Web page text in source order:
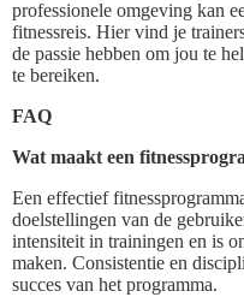
professionele omgeving kan
fitnessreis. Hier vind je
de passie hebben om jou te
te bereiken.
FAQ
Wat maakt een
Een effectief
doelstellingen van de
intensiteit in trainingen en is
maken. Consistentie en
succes van het programma.